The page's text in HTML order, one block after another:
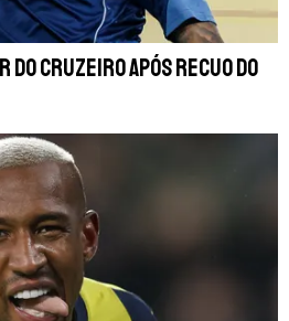
do Cruzeiro após recuo do